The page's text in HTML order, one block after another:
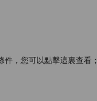
，您可以點擊這裏查看；